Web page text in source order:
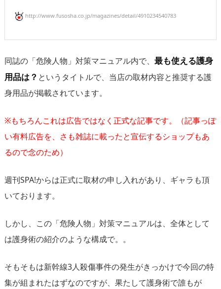
http://www.fusosha.co.jp/magazines/detail/4910234540783
同誌の「危険人物」対策マニュアル内で、 最も使える護身
用品は？ というタイトルで、当店の取材内容と推奨する護
身用品が掲載されています。
※もちろんこれは広告ではなく正式な記事です。（記事っぽ
い有料広告を、さも雑誌に載ったと宣伝するショップもあ
るので念のため）
週刊SPA!からは正式に取材の申し入れがあり、ギャラも頂
いております。
しかし、この「危険人物」対策マニュアルは、全体として
は護身術の紹介のような構成で。。
そもそもは新幹線3人殺傷事件の発生がきっかけで今回の特
集が組まれたはずなのですが、果たして護身術で誰もが